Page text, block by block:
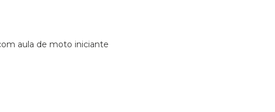
com aula de moto iniciante